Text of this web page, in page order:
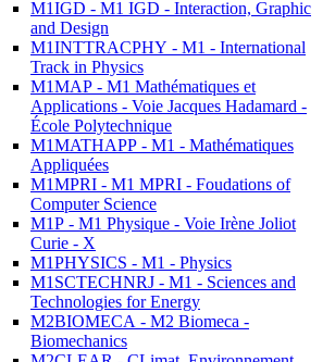
M1IGD - M1 IGD - Interaction, Graphic
and Design
M1INTTRACPHY - M1 - International
Track in Physics
M1MAP - M1 Mathématiques et
Applications - Voie Jacques Hadamard -
École Polytechnique
M1MATHAPP - M1 - Mathématiques
Appliquées
M1MPRI - M1 MPRI - Foudations of
Computer Science
M1P - M1 Physique - Voie Irène Joliot
Curie - X
M1PHYSICS - M1 - Physics
M1SCTECHNRJ - M1 - Sciences and
Technologies for Energy
M2BIOMECA - M2 Biomeca -
Biomechanics